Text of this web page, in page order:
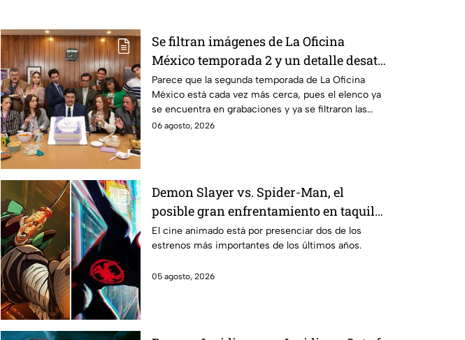
Se filtran imágenes de La Oficina
México temporada 2 y un detalle desata
teorías entre los fans
Parece que la segunda temporada de La Oficina
México está cada vez más cerca, pues el elenco ya
se encuentra en grabaciones y ya se filtraron las
primeras imágenes del set.
06 agosto, 2026
Demon Slayer vs. Spider-Man, el
posible gran enfrentamiento en taquilla
del 2027
El cine animado está por presenciar dos de los
estrenos más importantes de los últimos años.
05 agosto, 2026